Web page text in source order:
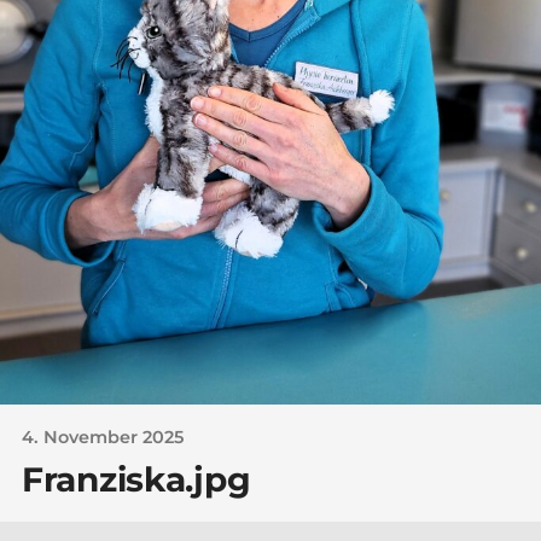
4. November 2025
Franziska.jpg